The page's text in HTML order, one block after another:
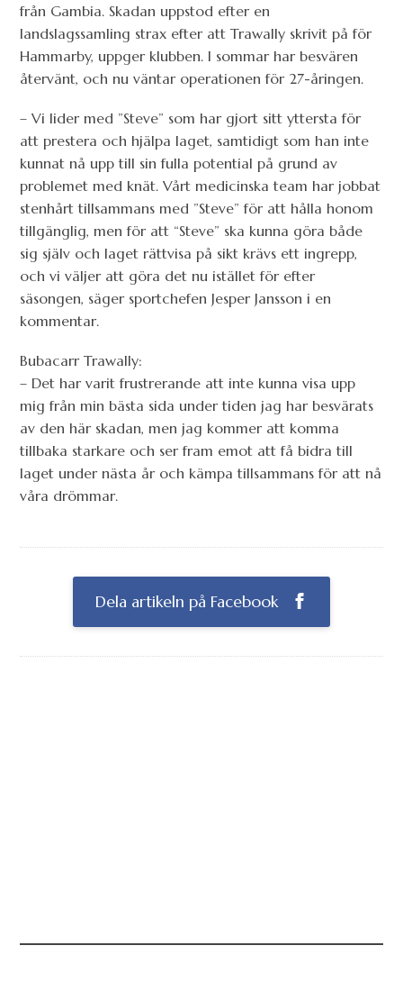
från Gambia. Skadan uppstod efter en
landslagssamling strax efter att Trawally skrivit på för
Hammarby, uppger klubben. I sommar har besvären
återvänt, och nu väntar operationen för 27-åringen.
– Vi lider med ”Steve” som har gjort sitt yttersta för
att prestera och hjälpa laget, samtidigt som han inte
kunnat nå upp till sin fulla potential på grund av
problemet med knät. Vårt medicinska team har jobbat
stenhårt tillsammans med ”Steve” för att hålla honom
tillgänglig, men för att “Steve” ska kunna göra både
sig själv och laget rättvisa på sikt krävs ett ingrepp,
och vi väljer att göra det nu istället för efter
säsongen, säger sportchefen Jesper Jansson i en
kommentar.
Bubacarr Trawally:
– Det har varit frustrerande att inte kunna visa upp
mig från min bästa sida under tiden jag har besvärats
av den här skadan, men jag kommer att komma
tillbaka starkare och ser fram emot att få bidra till
laget under nästa år och kämpa tillsammans för att nå
våra drömmar.
Dela artikeln på Facebook